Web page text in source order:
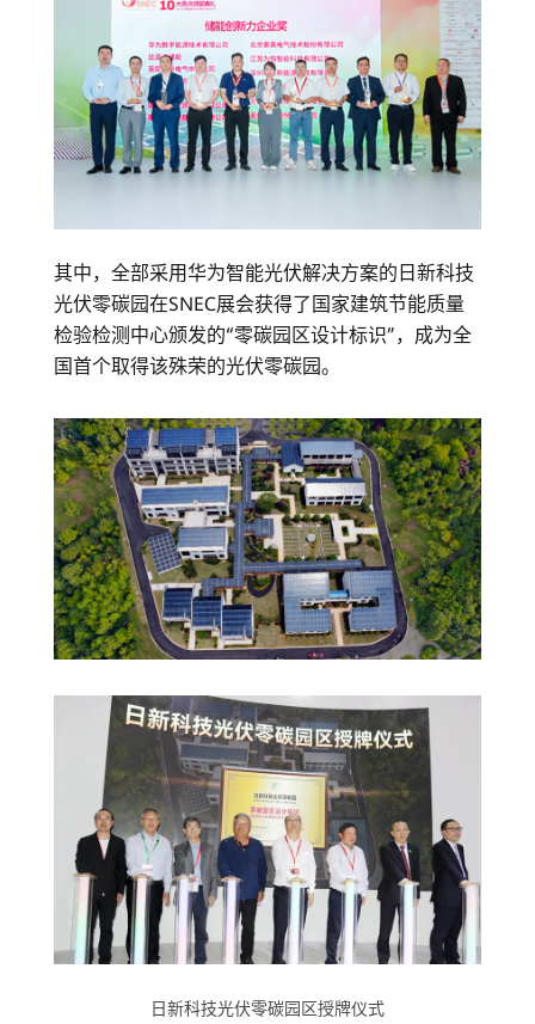
其中，全部采用华为智能光伏解决方案的日新科技
光伏零碳园在SNEC展会获得了国家建筑节能质量
检验检测中心颁发的“零碳园区设计标识”，成为全
国首个取得该殊荣的光伏零碳园。
日新科技光伏零碳园区授牌仪式